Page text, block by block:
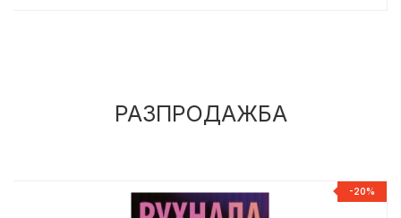
РАЗПРОДАЖБА
-20%